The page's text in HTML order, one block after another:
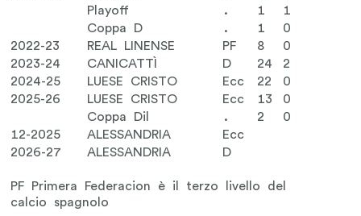
Playoff
. 1
1
Coppa D
. 1
0
2022-23
REAL LINENSE PF 8
0
2023-24
CANICATTÌ D 24
2
2024-25
LUESE CRISTO Ecc 22
0
2025-26
LUESE CRISTO Ecc 13
0
Coppa Dil
. 2
0
12-2025
ALESSANDRIA
Ecc
2026-27
ALESSANDRIA D
PF Primera Federacion è il terzo livello del
calcio spagnolo